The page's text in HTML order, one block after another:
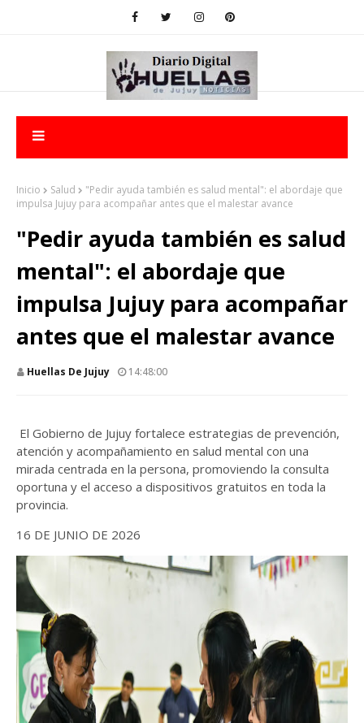
Inicio Salud
"Pedir ayuda también es salud mental": el abordaje que
impulsa Jujuy para acompañar antes que el malestar avance
"Pedir ayuda también es salud
mental": el abordaje que
impulsa Jujuy para acompañar
antes que el malestar avance
Huellas De Jujuy 14:48:00
El Gobierno de Jujuy fortalece estrategias de prevención,
atención y acompañamiento en salud mental con una
mirada centrada en la persona, promoviendo la consulta
oportuna y el acceso a dispositivos gratuitos en toda la
provincia.
16 DE JUNIO DE 2026